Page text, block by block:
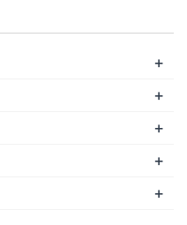
+
+
+
+
+